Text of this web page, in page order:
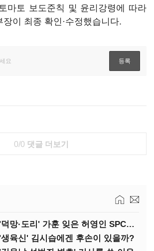
마토 보도준칙 및 윤리강령에 따라
이 최종 확인·수정했습니다.
0/0 댓글 더보기
(토마토칼럼)'덕망·도리' 가훈 잊은 허영인 SPC그룹 회장
육신' 김시습에겐 후손이 있을까?